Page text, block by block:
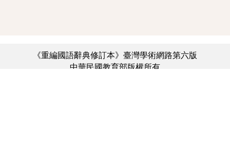
《重編國語辭典修訂本》臺灣學術網路第六版
中華民國教育部版權所有